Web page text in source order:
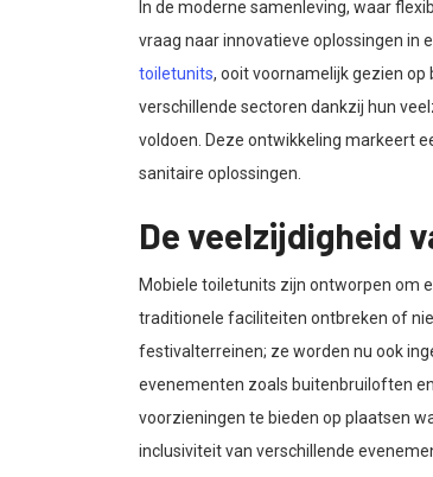
In de moderne samenleving, waar
vraag naar innovatieve oplossingen in
toiletunits, ooit voornamelijk gezien
verschillende sectoren dankzij hun
voldoen. Deze ontwikkeling markeert
sanitaire oplossingen.
De veelzijdigheid
Mobiele toiletunits zijn ontworpen om
traditionele faciliteiten ontbreken of
festivalterreinen; ze worden nu ook
evenementen zoals buitenbruiloften
voorzieningen te bieden op plaatsen
inclusiviteit van verschillende